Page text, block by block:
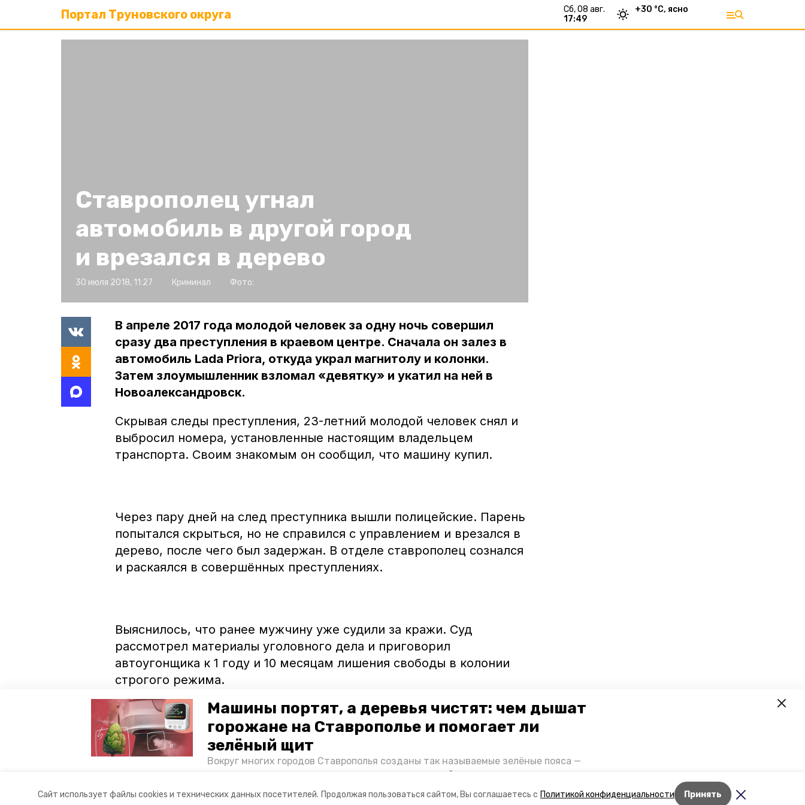
Сайт использует файлы cookies и технических данных посетителей. Продолжая пользоваться сайтом, Вы соглашаетесь с Политикой конфиденциальности Принять
Машины портят, а деревья чистят: чем дышат
горожане на Ставрополье и помогает ли
зелёный щит
Вокруг многих городов Ставрополья созданы так называемые зелёные пояса —
лесопарковые зоны, снижающие негативное воздействие выхлопных газов на
и каким воздухом дышат жители края, узнала корреспондент «Победы26».
Портал Труновского округа
сб, 08 авг.
17:49
+30 °С, ясно
Лента новостей
Ставрополец угнал
автомобиль в другой город
и врезался в дерево
30 июля 2018, 11:27 Криминал Фото:
В апреле 2017 года молодой человек за одну ночь совершил
сразу два преступления в краевом центре. Сначала он залез в
автомобиль Lada Priora, откуда украл магнитолу и колонки.
Затем злоумышленник взломал «девятку» и укатил на ней в
Новоалександровск.
Скрывая следы преступления, 23-летний молодой человек снял и
выбросил номера, установленные настоящим владельцем
транспорта. Своим знакомым он сообщил, что машину купил.
Через пару дней на след преступника вышли полицейские. Парень
попытался скрыться, но не справился с управлением и врезался в
дерево, после чего был задержан. В отделе ставрополец сознался
и раскаялся в совершённых преступлениях.
Выяснилось, что ранее мужчину уже судили за кражи. Суд
рассмотрел материалы уголовного дела и приговорил
автоугонщика к 1 году и 10 месяцам лишения свободы в колонии
строгого режима.
Ранее сообщалось, что рецидивист из Ставрополя
легковушкуу жителя Михайловска.